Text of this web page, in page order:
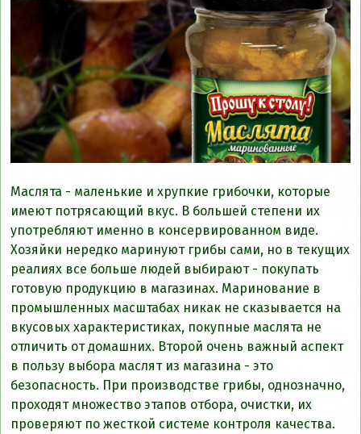
Маслята - маленькие и хрупкие грибочки, которые
имеют потрясающий вкус. В большей степени их
употребляют именно в консервированном виде.
Хозяйки нередко маринуют грибы сами, но в текущих
реалиях все больше людей выбирают - покупать
готовую продукцию в магазинах. Маринование в
промышленных масштабах никак не сказывается на
вкусовых характеристиках, покупные маслята не
отличить от домашних. Второй очень важный аспект
в пользу выбора маслят из магазина - это
безопасность. При производстве грибы, однозначно,
проходят множество этапов отбора, очистки, их
проверяют по жесткой системе контроля качества.